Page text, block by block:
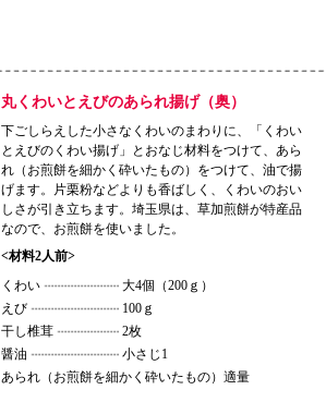
丸くわいとえびのあられ揚げ（奥）
下ごしらえした小さなくわいのまわりに、「くわい
とえびのくわい揚げ」とおなじ材料をつけて、あら
れ（お煎餅を細かく砕いたもの）をつけて、油で揚
げます。片栗粉などよりも香ばしく、くわいのおい
しさが引き立ちます。埼玉県は、草加煎餅が特産品
なので、お煎餅を使いました。
<材料2人前>
くわい
大4個（200ｇ）
えび
100ｇ
干し椎茸
2枚
醤油
小さじ1
あられ（お煎餅を細かく砕いたもの）適量